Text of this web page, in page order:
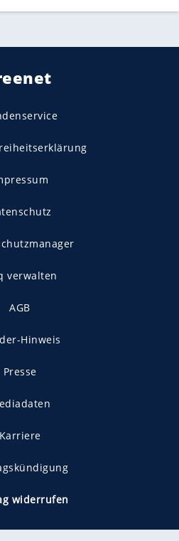
verwalten
AGB
Hinweis
Presse
Karriere
widerrufen